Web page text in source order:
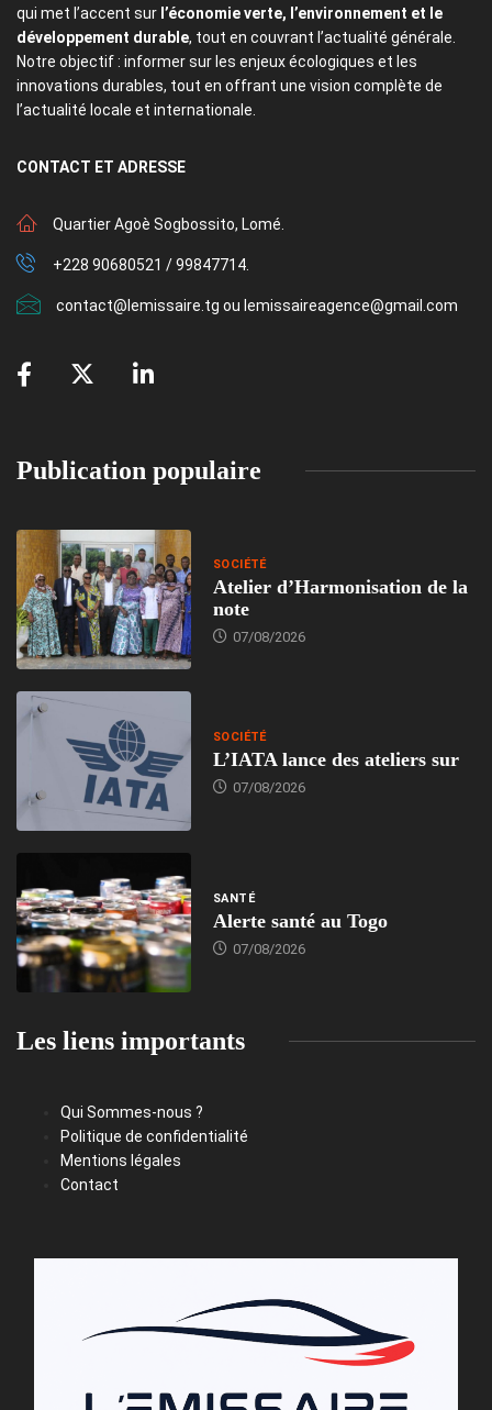
qui met l’accent sur l’économie verte, l’environnement et le
développement durable, tout en couvrant l’actualité générale.
Notre objectif : informer sur les enjeux écologiques et les
innovations durables, tout en offrant une vision complète de
l’actualité locale et internationale.
CONTACT ET ADRESSE
Quartier Agoè Sogbossito, Lomé.
+228 90680521 / 99847714.
contact@lemissaire.tg ou lemissaireagence@gmail.com
Publication populaire
SOCIÉTÉ
Atelier d’Harmonisation de la
note
07/08/2026
SOCIÉTÉ
L’IATA lance des ateliers sur
07/08/2026
SANTÉ
Alerte santé au Togo
07/08/2026
Les liens importants
Qui Sommes-nous ?
Politique de confidentialité
Mentions légales
Contact